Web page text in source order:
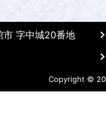
字中城20番地
Copyright ©